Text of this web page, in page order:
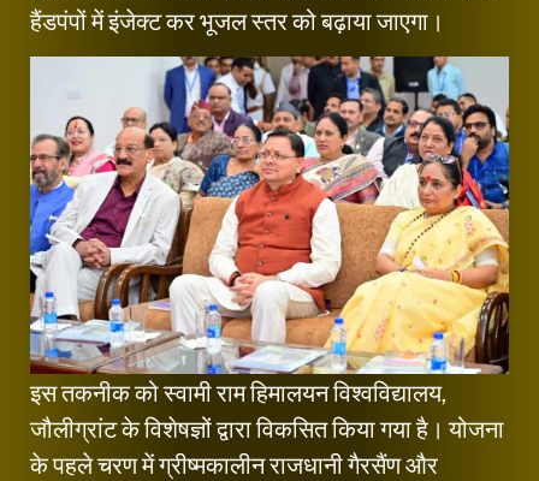
हैंडपंपों में इंजेक्ट कर भूजल स्तर को बढ़ाया जाएगा।
इस तकनीक को स्वामी राम हिमालयन विश्वविद्यालय,
जौलीग्रांट के विशेषज्ञों द्वारा विकसित किया गया है। योजना
के पहले चरण में ग्रीष्मकालीन राजधानी गैरसैंण और